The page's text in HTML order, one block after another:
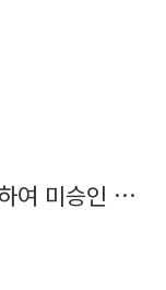
여 미승인 드